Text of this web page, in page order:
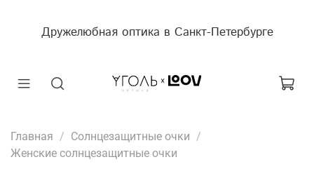
Дружелюбная оптика в Санкт-Петербурге
Главная
Солнцезащитные очки
Женские солнцезащитные очки